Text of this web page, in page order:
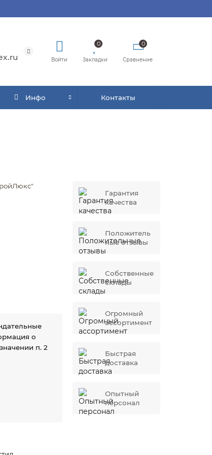
Войти
0
Закладки
0
Сравнение
Инфо Контакты
о
п. 2
Гарантия
качества
Положитель
ные отзывы
Собственные
склады
Огромный
ассортимент
Быстрая
доставка
Опытный
персонал